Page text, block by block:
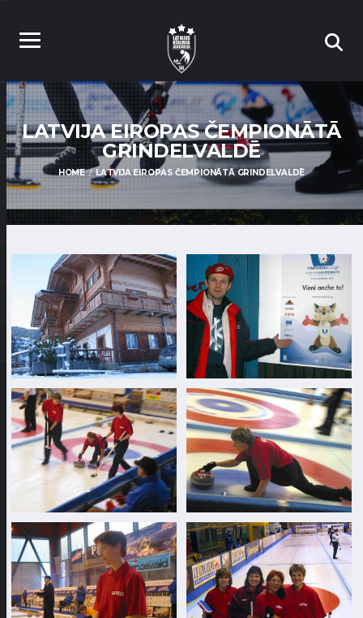
LATVIJA EIROPAS ČEMPIONĀTĀ
GRINDELVALDĒ
HOME LATVIJA EIROPAS ČEMPIONĀTĀ GRINDELVALDĒ